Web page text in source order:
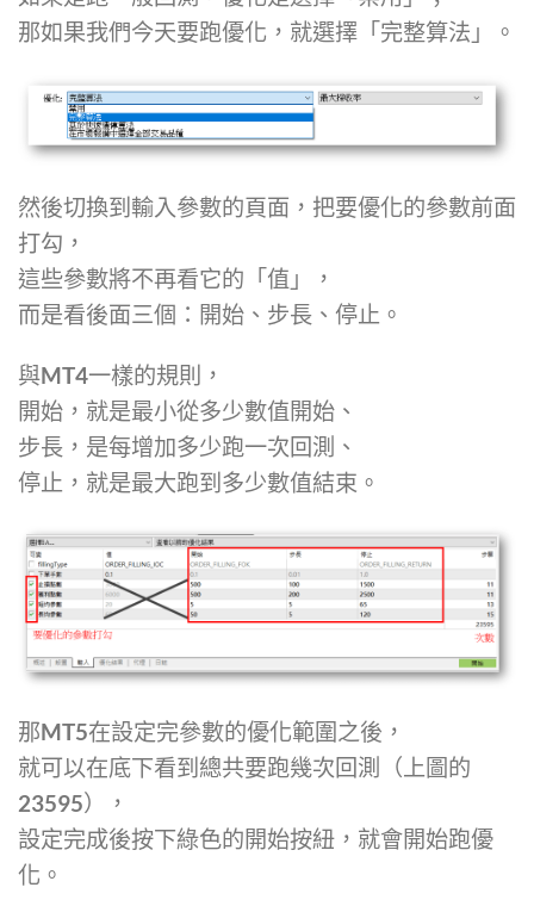
那如果我們今天要跑優化，就選擇「完整算法」。
然後切換到輸入參數的頁面，把要優化的參數前面
打勾，
這些參數將不再看它的「值」，
而是看後面三個：開始、步長、停止。
與MT4一樣的規則，
開始，就是最小從多少數值開始、
步長，是每增加多少跑一次回測、
停止，就是最大跑到多少數值結束。
那MT5在設定完參數的優化範圍之後，
就可以在底下看到總共要跑幾次回測（上圖的
23595），
設定完成後按下綠色的開始按紐，就會開始跑優
化。